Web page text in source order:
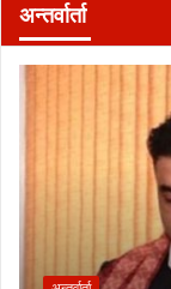
अन्तर्वार्ता